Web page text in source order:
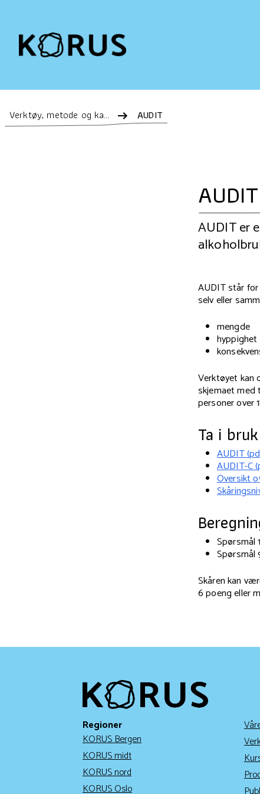
Verktøy, metode og kartlegging AUDIT
AUDIT
AUDIT er
AUDIT står
selv eller
mengde
hyppighet
Verktøyet kan
skjemaet med
personer over
Ta i bruk
AUDIT
AUDIT-C
Oversikt
Spørsmål
Spørsmål
Skåren kan
6 poeng eller
Regioner
KORUS Bergen
KORUS midt
KORUS nord
KORUS Oslo